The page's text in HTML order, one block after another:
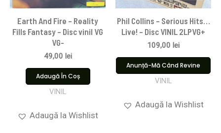
Earth And Fire – Reality
Fills Fantasy – Disc vinil VG
VG-
49,00 lei
Adaugă În Coș
VINIL
Adaugă la Wishlist
Phil Collins – Serious Hits…
Live! – Disc VINIL 2LPVG+
109,00 lei
Anunță-Mă Când Revine
VINIL
Adaugă la Wishlist